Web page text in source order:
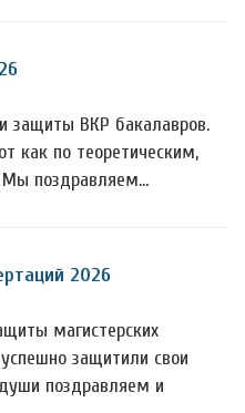
защиты ВКР бакалавров.
как по теоретическим,
поздравляем…
2026
магистерских
защитили свои
поздравляем и